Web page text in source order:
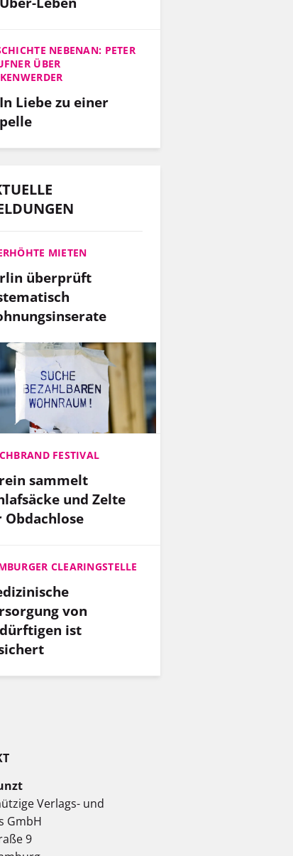
NEBENAN: PETER
ÜBER
In Liebe zu einer
MIETEN
überprüft
FESTIVAL
sammelt
und Zelte
Obdachlose
CLEARINGSTELLE
von
ist
Verlags- und
GmbH
9